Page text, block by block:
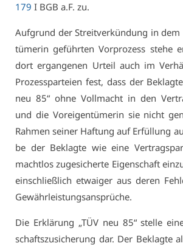
179 I BGB a.F. zu.
Auf­grund der Streit­ver­kün­dung in
tü­me­rin ge­führ­ten Vor­pro­zess ste­he
dort er­gan­ge­nen Ur­teil auch im
Pro­zess­par­tei­en fest, dass der
neu 85“ oh­ne Voll­macht in den
und die Vor­ei­gen­tü­me­rin sie nicht
Rah­men sei­ner Haf­tung auf Er­fül­lung
be der Be­klag­te wie ei­ne
macht­los zu­ge­si­cher­te Ei­gen­schaft
ein­schließ­lich et­wai­ger aus de­ren
Ge­währ­leis­tungs­an­sprü­che.
Die Er­klä­rung „TÜV neu 85“ stel­le
schafts­zu­si­che­rung dar. Der Be­klag­te